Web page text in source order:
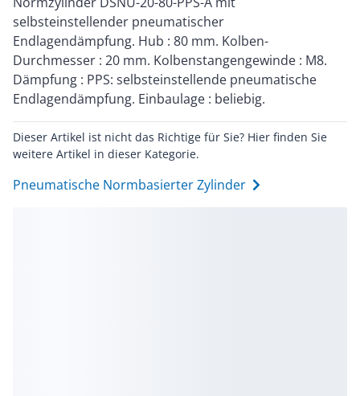
selbsteinstellender pneumatischer
Endlagendämpfung. Hub : 80 mm. Kolben-
Durchmesser : 20 mm. Kolbenstangengewinde : M8.
Dämpfung : PPS: selbsteinstellende pneumatische
Endlagendämpfung. Einbaulage : beliebig.
Dieser Artikel ist nicht das Richtige für Sie? Hier finden Sie
weitere Artikel in dieser Kategorie.
Pneumatische Normbasierter Zylinder